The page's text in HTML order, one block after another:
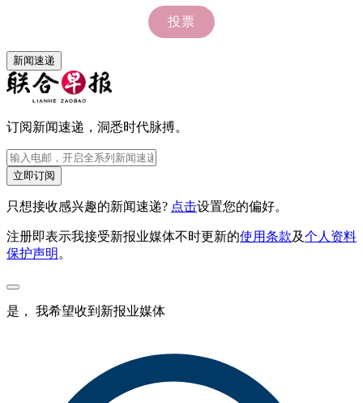
新闻速递
订阅新闻速递，洞悉时代脉搏。
立即订阅
只想接收感兴趣的新闻速递? 点击设置您的偏好。
注册即表示我接受新报业媒体不时更新的使用条款及个人资料
保护声明 。
是， 我希望收到新报业媒体